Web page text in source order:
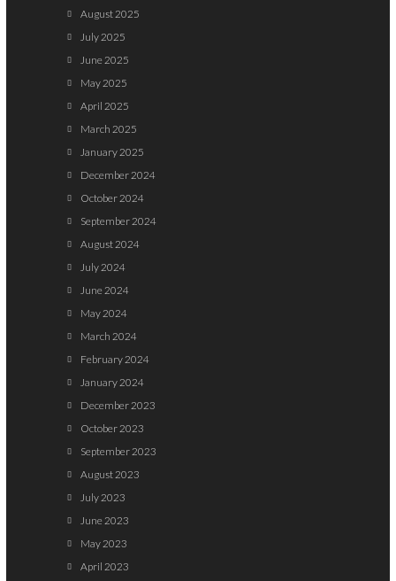
August 2025
July 2025
June 2025
May 2025
April 2025
March 2025
January 2025
December 2024
October 2024
September 2024
August 2024
July 2024
June 2024
May 2024
March 2024
February 2024
January 2024
December 2023
October 2023
September 2023
August 2023
July 2023
June 2023
May 2023
April 2023